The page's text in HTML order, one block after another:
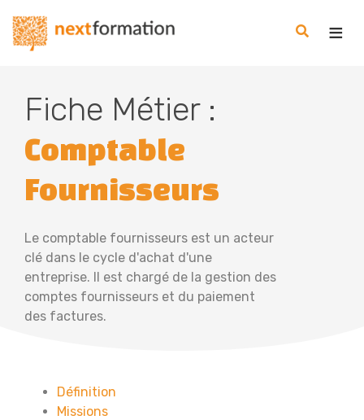
Nextformation
Fiche Métier :
Comptable
Fournisseurs
Le comptable fournisseurs est un acteur
clé dans le cycle d'achat d'une
entreprise. Il est chargé de la gestion des
comptes fournisseurs et du paiement
des factures.
Définition
Missions